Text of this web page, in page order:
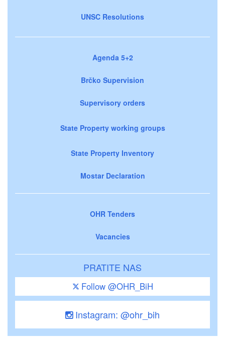
UNSC Resolutions
Agenda 5+2
Brčko Supervision
Supervisory orders
State Property working groups
State Property Inventory
Mostar Declaration
OHR Tenders
Vacancies
PRATITE NAS
Follow @OHR_BiH
Instagram: @ohr_bih